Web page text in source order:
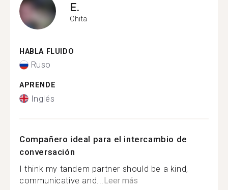
E.
Chita
HABLA FLUIDO
Ruso
APRENDE
Inglés
Compañero ideal para el intercambio de
conversación
I think my tandem partner should be a kind,
communicative and... Leer más